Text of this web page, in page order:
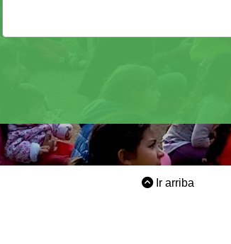
Ir arriba